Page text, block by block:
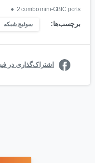
● 2 combo mini-GBIC ports
برچسب‌ها: سوئیچ شبکه
اشتراک‌گذاری در